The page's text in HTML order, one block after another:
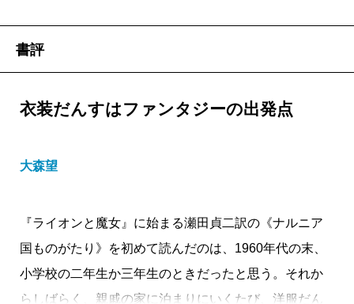
書評
衣装だんすはファンタジーの出発点
大森望
『ライオンと魔女』に始まる瀬田貞二訳の《ナルニア
国ものがたり》を初めて読んだのは、1960年代の末、
小学校の二年生か三年生のときだったと思う。それか
らしばらく、親戚の家に泊まりにいくたび、洋服だん